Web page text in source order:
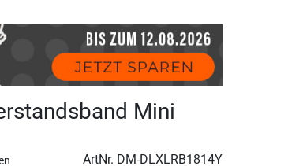
Mini
ArtNr. DM-DLXLRB1814Y